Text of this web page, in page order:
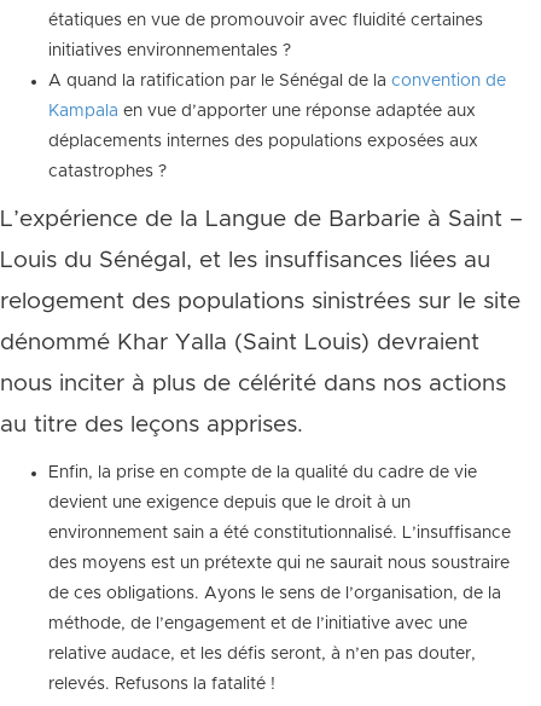
étatiques en vue de promouvoir avec fluidité certaines
initiatives environnementales ?
A quand la ratification par le Sénégal de la convention de
Kampala en vue d’apporter une réponse adaptée aux
déplacements internes des populations exposées aux
catastrophes ?
L’expérience de la Langue de Barbarie à Saint –
Louis du Sénégal, et les insuffisances liées au
relogement des populations sinistrées sur le site
dénommé Khar Yalla (Saint Louis) devraient
nous inciter à plus de célérité dans nos actions
au titre des leçons apprises.
Enfin, la prise en compte de la qualité du cadre de vie
devient une exigence depuis que le droit à un
environnement sain a été constitutionnalisé. L’insuffisance
des moyens est un prétexte qui ne saurait nous soustraire
de ces obligations. Ayons le sens de l’organisation, de la
méthode, de l’engagement et de l’initiative avec une
relative audace, et les défis seront, à n’en pas douter,
relevés. Refusons la fatalité !